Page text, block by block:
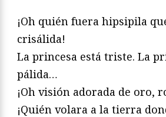
¡Oh quién fuera hipsipila
crisálida!
La princesa está triste. La
pálida…
¡Oh visión adorada de oro,
¡Quién volara a la tierra